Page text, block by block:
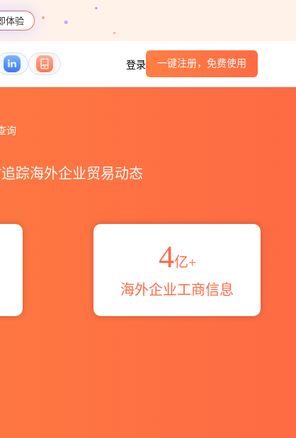
体验
登录 一键注册，免费使用
询
踪海外企业贸易动态
4亿+
海外企业工商信息